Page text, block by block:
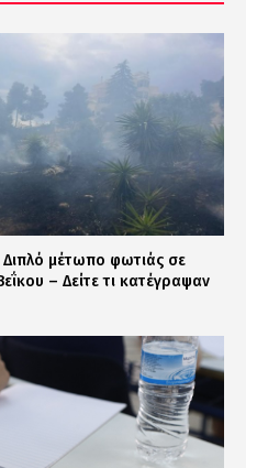
Διπλό μέτωπο φωτιάς σε
– Δείτε τι κατέγραψαν